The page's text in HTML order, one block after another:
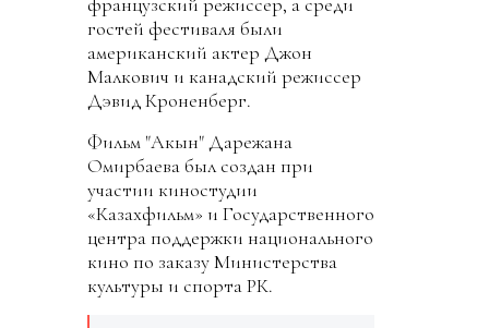
гостей фестиваля были
американский актер Джон
Малкович и канадский режиссер
Дэвид Кроненберг.
Фильм "Акын" Дарежана
Омирбаева был создан при
участии киностудии
«Казахфильм» и Государственного
центра поддержки национального
кино по заказу Министерства
культуры и спорта РК.